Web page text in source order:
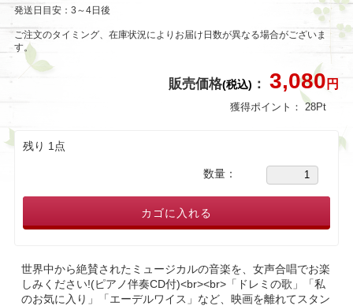
発送日目安：3～4日後
ご注文のタイミング、在庫状況によりお届け日数が異なる場合がございま
す。
販売価格(税込) ： 3,080 円
獲得ポイント： 28Pt
残り 1点
数量：
カゴに入れる
世界中から絶賛されたミュージカルの音楽を、女声合唱でお楽
しみください!(ピアノ伴奏CD付)<br><br>「ドレミの歌」「私
のお気に入り」「エーデルワイス」など、映画を離れてスタン